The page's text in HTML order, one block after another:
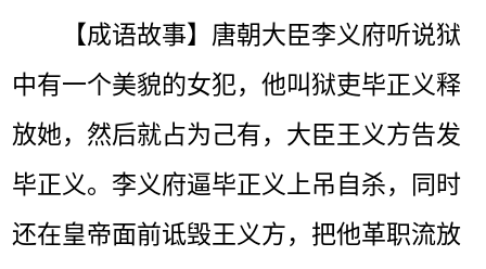
【成语故事】唐朝大臣李义府听说狱
中有一个美貌的女犯，他叫狱吏毕正义释
放她，然后就占为己有，大臣王义方告发
毕正义。李义府逼毕正义上吊自杀，同时
还在皇帝面前诋毁王义方，把他革职流放